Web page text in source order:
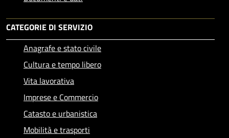
CATEGORIE DI SERVIZIO
Anagrafe e stato civile
Cultura e tempo libero
Vita lavorativa
Imprese e Commercio
Catasto e urbanistica
Mobilità e trasporti